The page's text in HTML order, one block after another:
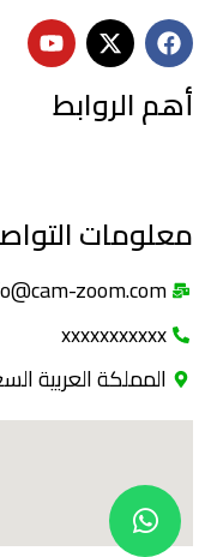
أهم الروابط
معلومات
zoom.com
xxxxxxxxxxx
المملكة العربية